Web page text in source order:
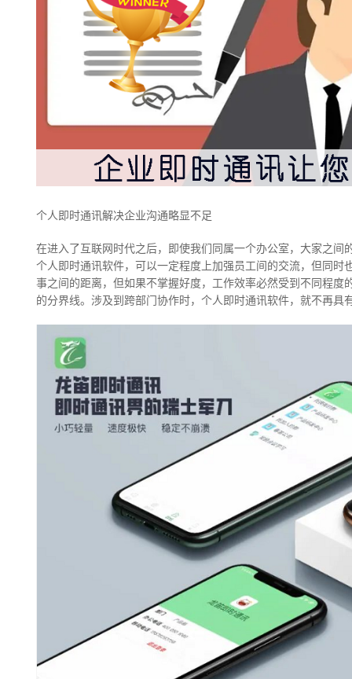
个人即时通讯解决企业沟通略显不足
在进入了互联网时代之后，即使我们同属一个办公室，大家之
个人即时通讯软件，可以一定程度上加强员工间的交流，但同
事之间的距离，但如果不掌握好度，工作效率必然受到不同程
的分界线。涉及到跨部门协作时，个人即时通讯软件，就不再具